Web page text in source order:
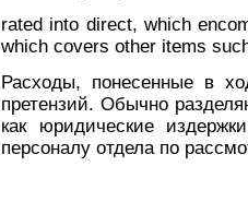
rated into direct, which
which covers other items
Расходы, понесенные в
претензий. Обычно
как юридические
персоналу отдела по